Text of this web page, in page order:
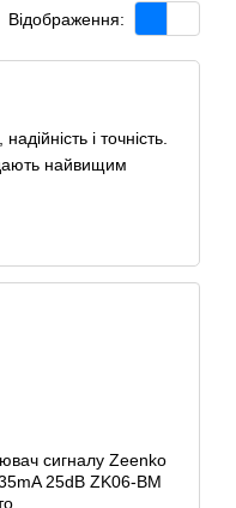
Відображення:
і точність.
найвищим